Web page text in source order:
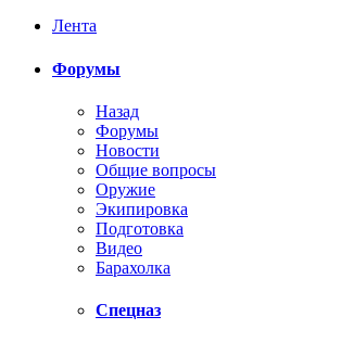
Лента
Форумы
Назад
Форумы
Новости
Общие вопросы
Оружие
Экипировка
Подготовка
Видео
Барахолка
Спецназ